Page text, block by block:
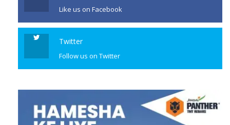
Like us on Facebook
Twitter
Follow us on Twitter